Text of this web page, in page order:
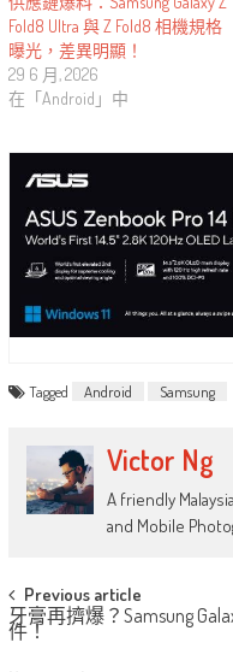
Fold8 Ultra 與 Z Fold8 相機規格
曝光，差異明顯！
29 6 月, 2026
在「Android」中
Tagged Android Samsung
Victor Ng
A friendly
and Mobile
Post
navigation
Previous article
牙膏再擠爆？Samsung
件！